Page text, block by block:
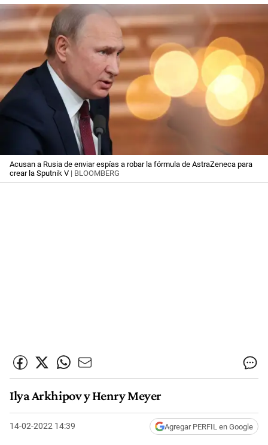
Acusan a Rusia de enviar espías a robar la fórmula de AstraZeneca para
crear la Sputnik V | BLOOMBERG
Ilya Arkhipov y Henry Meyer
14-02-2022 14:39 Agregar PERFIL en Google